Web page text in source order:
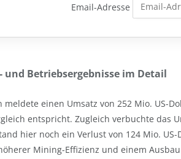
Email-Adresse
und Betriebsergebnisse im Detail
meldete einen Umsatz von 252 Mio. US-
entspricht. Zugleich verbuchte das
hier noch ein Verlust von 124 Mio.
Mining-Effizienz und einem